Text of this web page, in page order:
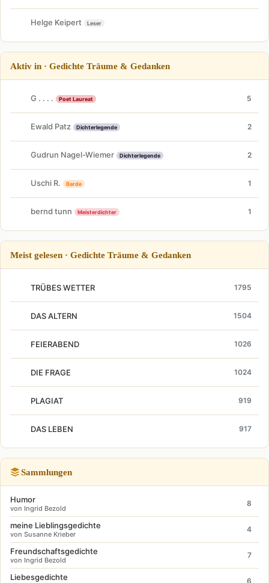
Helge Keipert Leser
Aktiv in · Gedichte Träume & Gedanken
G . . . . Poet Laureat 5
Ewald Patz Dichterlegende 2
Gudrun Nagel-Wiemer Dichterlegende 2
Uschi R. Barde 1
bernd tunn Meisterdichter 1
Meist gelesen · Gedichte Träume & Gedanken
TRÜBES WETTER 1795
DAS ALTERN 1504
FEIERABEND 1026
DIE FRAGE 1024
PLAGIAT 919
DAS LEBEN 917
Sammlungen
Humor
von Ingrid Bezold
8
meine Lieblingsgedichte
von Susanne Krieber
4
Freundschaftsgedichte
von Ingrid Bezold
7
Liebesgedichte 6